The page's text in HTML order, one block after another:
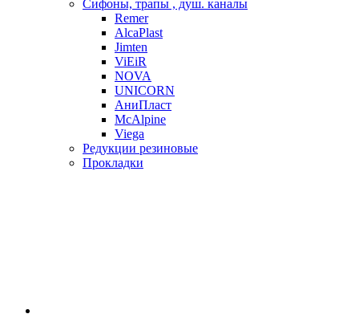
Сифоны, трапы , душ. каналы
Remer
AlcaPlast
Jimten
ViEiR
NOVA
UNICORN
АниПласт
McAlpine
Viega
Редукции резиновые
Прокладки